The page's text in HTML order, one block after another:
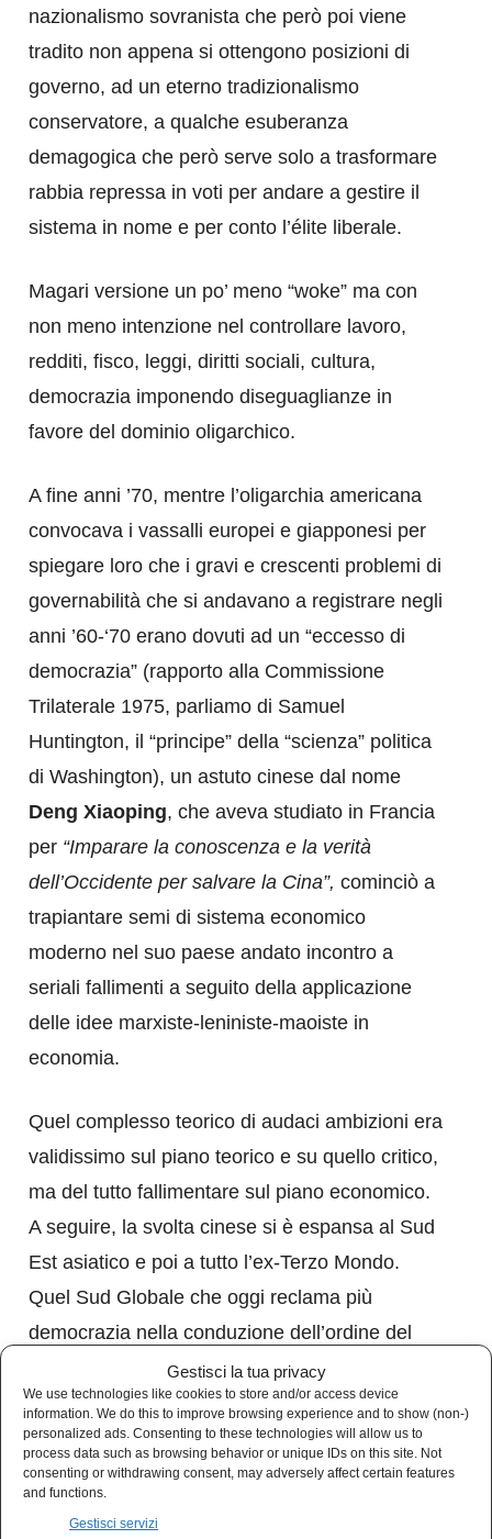
Gestisci la tua privacy
We use technologies like cookies to store and/or access device
information. We do this to improve browsing experience and to show (non-)
personalized ads. Consenting to these technologies will allow us to
process data such as browsing behavior or unique IDs on this site. Not
consenting or withdrawing consent, may adversely affect certain features
and functions.
Gestisci servizi
nazionalismo sovranista che però poi viene
tradito non appena si ottengono posizioni di
governo, ad un eterno tradizionalismo
conservatore, a qualche esuberanza
demagogica che però serve solo a trasformare
rabbia repressa in voti per andare a gestire il
sistema in nome e per conto l’élite liberale.
Magari versione un po’ meno “woke” ma con
non meno intenzione nel controllare lavoro,
redditi, fisco, leggi, diritti sociali, cultura,
democrazia imponendo diseguaglianze in
favore del dominio oligarchico.
A fine anni ’70, mentre l’oligarchia americana
convocava i vassalli europei e giapponesi per
spiegare loro che i gravi e crescenti problemi di
governabilità che si andavano a registrare negli
anni ’60-‘70 erano dovuti ad un “eccesso di
democrazia” (rapporto alla Commissione
Trilaterale 1975, parliamo di Samuel
Huntington, il “principe” della “scienza” politica
di Washington), un astuto cinese dal nome
Deng Xiaoping, che aveva studiato in Francia
per “Imparare la conoscenza e la verità
dell’Occidente per salvare la Cina”, cominciò a
trapiantare semi di sistema economico
moderno nel suo paese andato incontro a
seriali fallimenti a seguito della applicazione
delle idee marxiste-leniniste-maoiste in
economia.
Quel complesso teorico di audaci ambizioni era
validissimo sul piano teorico e su quello critico,
ma del tutto fallimentare sul piano economico.
A seguire, la svolta cinese si è espansa al Sud
Est asiatico e poi a tutto l’ex-Terzo Mondo.
Quel Sud Globale che oggi reclama più
democrazia nella conduzione dell’ordine del
mondo agli stessi che negli ultimi decenni
l’hanno contratta nei nostri paesi.
Quello di Deng era “capitalismo”? Purtroppo,
definire “capitalismo” porta via interi boschi per